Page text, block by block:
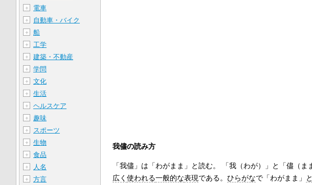
我儘の読み方
「我儘」は「わがまま」と読む。 「我（わが）」と「儘（ま
広く 使われる一般的な表現である。 ひらがなで「わがまま」
＋ 電車
＋ 自動車・バイク
＋ 船
＋ 工学
＋ 建築・不動産
＋ 学問
＋ 文化
＋ 生活
＋ ヘルスケア
＋ 趣味
＋ スポーツ
＋ 生物
＋ 食品
＋ 人名
＋ 方言